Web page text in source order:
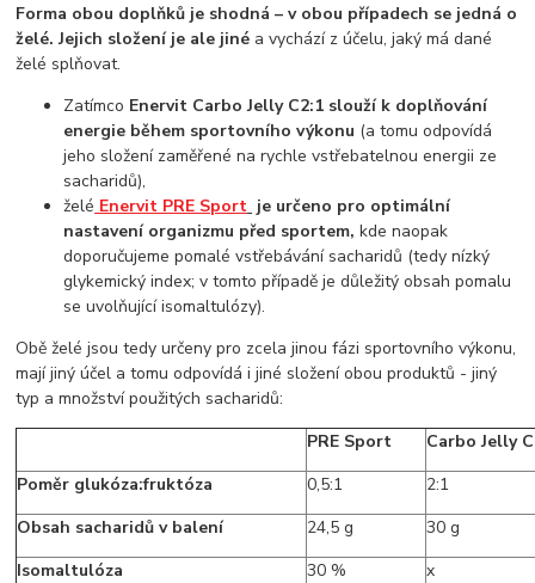
Forma obou doplňků je shodná – v obou případech se jedná o
želé. Jejich složení je ale jiné a vychází z účelu, jaký má dané
želé splňovat.
Zatímco Enervit Carbo Jelly C2:1 slouží k doplňování
energie během sportovního výkonu (a tomu odpovídá
jeho složení zaměřené na rychle vstřebatelnou energii ze
sacharidů),
želé Enervit PRE Sport je určeno pro optimální
nastavení organizmu před sportem,kde naopak
doporučujeme pomalé vstřebávání sacharidů (tedy nízký
glykemický index; v tomto případě je důležitý obsah pomalu
se uvolňující isomaltulózy).
Obě želé jsou tedy určeny pro zcela jinou fázi sportovního výkonu,
mají jiný účel a tomu odpovídá i jiné složení obou produktů - jiný
typ a množství použitých sacharidů:
PRE Sport
Carbo Jelly
Poměr glukóza:fruktóza
0,5:1
2:1
Obsah sacharidů v balení
24,5 g
30 g
Isomaltulóza
30 %
x